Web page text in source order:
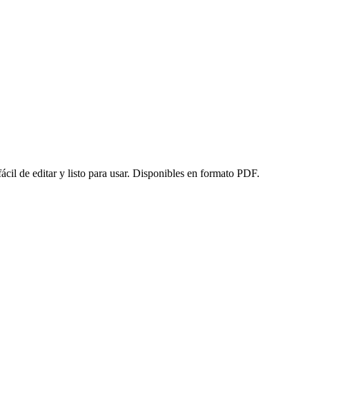
de editar y listo para usar. Disponibles en formato PDF.